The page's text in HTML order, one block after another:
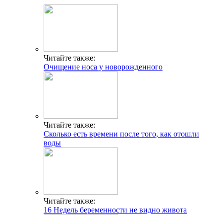
Читайте также:
Очищение носа у новорожденного
Читайте также:
Сколько есть времени после того, как отошли
воды
Читайте также:
16 Недель беременности не видно живота